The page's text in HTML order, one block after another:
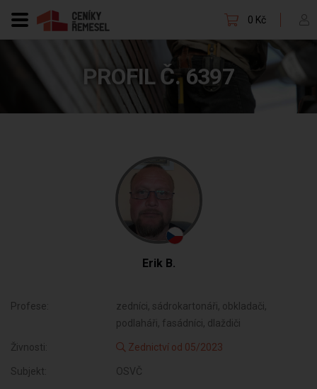
0 Kč
PROFIL Č. 6397
Erik B.
Profese:
zedníci, sádrokartonáři, obkladači,
podlaháři, fasádníci, dlaždiči
Živnosti: Zednictví od 05/2023
Subjekt: OSVČ